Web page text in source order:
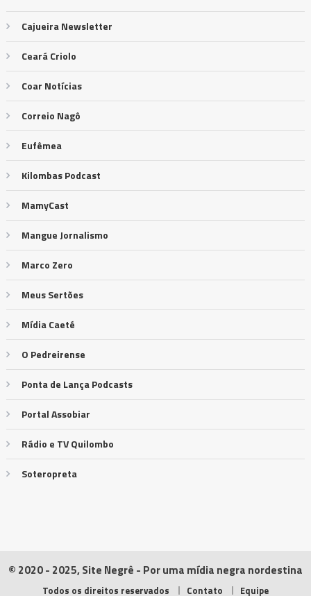
Cajueira Newsletter
Ceará Criolo
Coar Notícias
Correio Nagô
Eufêmea
Kilombas Podcast
MamyCast
Mangue Jornalismo
Marco Zero
Meus Sertões
Mídia Caeté
O Pedreirense
Ponta de Lança Podcasts
Portal Assobiar
Rádio e TV Quilombo
Soteropreta
© 2020 - 2025, Site Negrê - Por uma mídia negra nordestina
Todos os direitos reservados Contato Equipe